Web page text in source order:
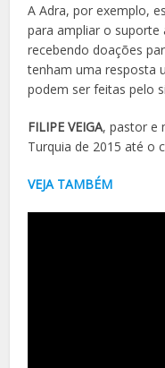
A Adra, por exemplo,
para ampliar o suporte
recebendo doações
tenham uma resposta
podem ser feitas pelo
FILIPE VEIGA, pastor e
Turquia de 2015 até o
VEJA TAMBÉM